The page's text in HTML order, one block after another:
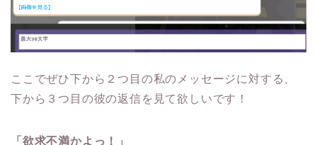
ここでぜひ下から２つ目の私のメッセージに対する、
下から３つ目の彼の返信を見て欲しいです！
「欲求不満かよっ！」